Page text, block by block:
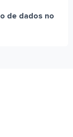
de dados no